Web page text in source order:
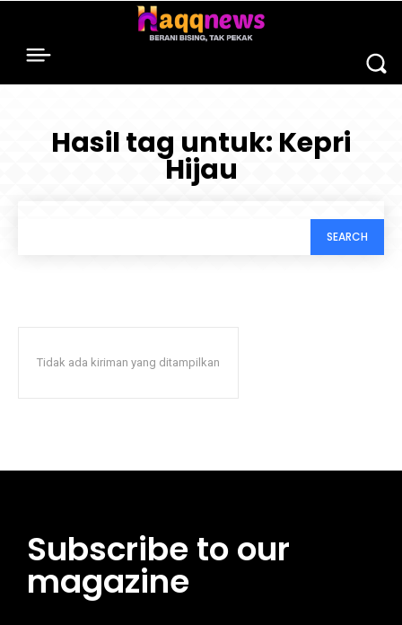
Hasil tag untuk: Kepri
Hijau
SEARCH
Tidak ada kiriman yang ditampilkan
Subscribe to our
magazine